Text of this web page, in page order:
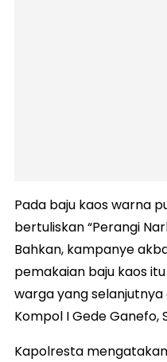
Pada baju kaos warna
bertuliskan “Perangi
Bahkan, kampanye
pemakaian baju kaos
warga yang
Kompol I Gede Ganefo,
Kapolresta